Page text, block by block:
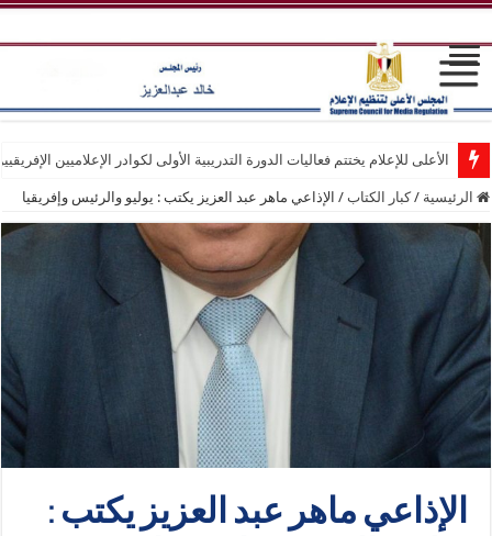
الأعلى للإعلام يختتم فعاليات الدورة التدريبية الأولى لكوادر الإعلاميين
الرئيسية / كبار الكتاب / الإذاعي ماهر عبد العزيز يكتب : يوليو والرئيس وإفريقيا
الإذاعي ماهر عبد العزيز يكتب :